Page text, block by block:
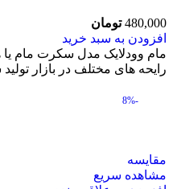
480,000 تومان
افزودن به سبد خرید
مام وودلایک مدل سکرت مام یا
رایحه های مختلف در بازار تولید
-8%
مقایسه
مشاهده سریع